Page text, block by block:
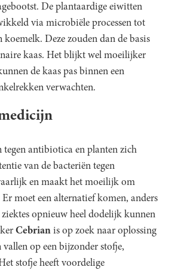
De plantaardige eiwitten
via microbiële processen tot
Deze zouden dan de basis
kaas. Het blijkt wel moeilijker
de kaas pas binnen een
verwachten.
tegen antibiotica en planten zich
van de bacteriën tegen
en maakt het moeilijk om
moet een alternatief komen, anders
opnieuw heel dodelijk kunnen
Cebrian is op zoek naar oplossing
op een bijzonder stofje,
stofje heeft voordelige